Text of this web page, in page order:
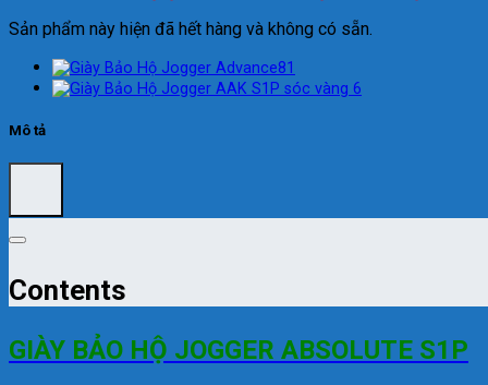
Sản phẩm này hiện đã hết hàng và không có sẵn.
Mô tả
Contents
GIÀY BẢO HỘ JOGGER ABSOLUTE S1P